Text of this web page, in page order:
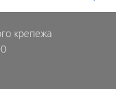
крепежа